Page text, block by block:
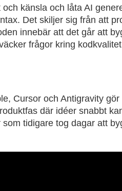
känsla och låta AI
Det skiljer sig från att
innebär att det går att
frågor kring
Cursor och Antigravity
där idéer snabbt
tidigare tog dagar att